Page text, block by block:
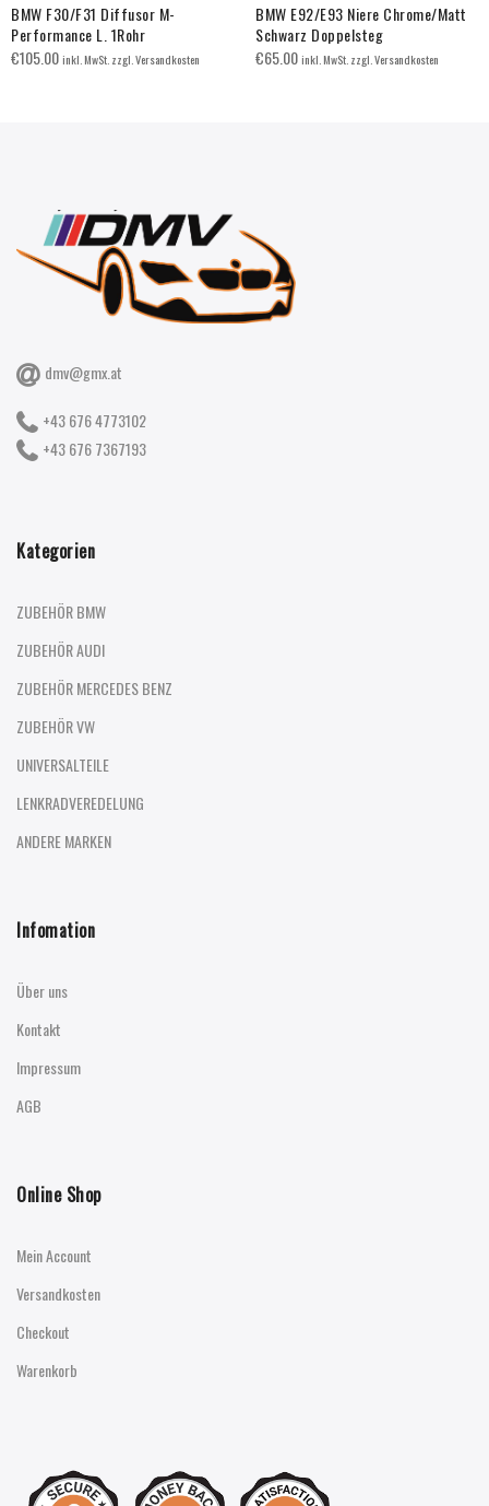
BMW F30/F31 Diffusor M-
Performance L. 1Rohr
€105.00inkl. MwSt. zzgl. Versandkosten
BMW E92/E93 Niere Chrome/Matt
Schwarz Doppelsteg
€65.00inkl. MwSt. zzgl. Versandkosten
dmv@gmx.at
+43 676 4773102
+43 676 7367193
Kategorien
ZUBEHÖR BMW
ZUBEHÖR AUDI
ZUBEHÖR MERCEDES BENZ
ZUBEHÖR VW
UNIVERSALTEILE
LENKRADVEREDELUNG
ANDERE MARKEN
Infomation
Über uns
Kontakt
Impressum
AGB
Online Shop
Mein Account
Versandkosten
Checkout
Warenkorb